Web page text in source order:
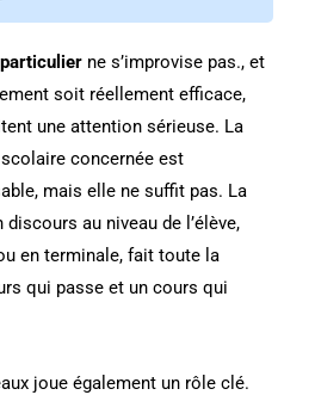
ne s’improvise pas., et
soit réellement efficace,
une attention sérieuse. La
concernée est
mais elle ne suffit pas. La
au niveau de l’élève,
en terminale, fait toute la
qui passe et un cours qui
joue également un rôle clé.